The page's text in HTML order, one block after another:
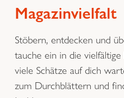
Magazinvielfalt
Stöbern, entdecken und
tauche ein in die
viele Schätze auf dich
zum Durchblättern und